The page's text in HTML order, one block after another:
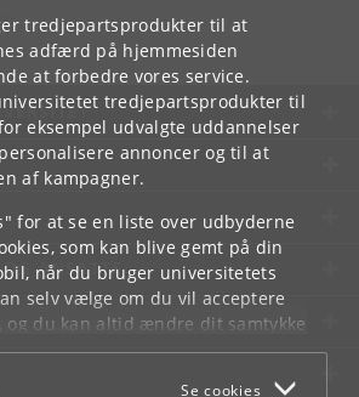
tredjepartsprodukter til at
adfærd på hjemmesiden
at forbedre vores service.
tredjepartsprodukter til
eksempel udvalgte uddannelser
annoncer og til at
af kampagner.
for at se en liste over udbyderne
som kan blive gemt på din
når du bruger universitetets
selv vælge om du vil acceptere
og du kan altid ændre dit samtykke
som du finder i
afslå Se cookies
OG ANSATTE